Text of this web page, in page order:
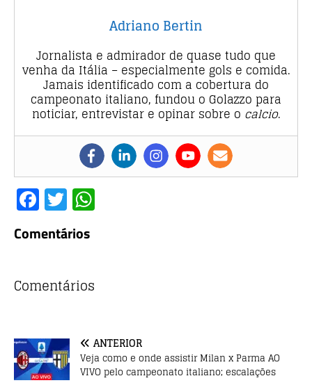
Adriano Bertin
Jornalista e admirador de quase tudo que
venha da Itália – especialmente gols e comida.
Jamais identificado com a cobertura do
campeonato italiano, fundou o Golazzo para
noticiar, entrevistar e opinar sobre o calcio.
F
a
c
b
o
k
T
w
it
r
p
Comentários
Comentários
ANTERIOR
Veja como e onde assistir Milan x Parma AO
VIVO pelo campeonato italiano; escalações